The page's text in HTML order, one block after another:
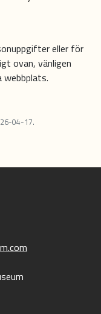
eller för
ovan, vänligen
webbplats.
04-17.